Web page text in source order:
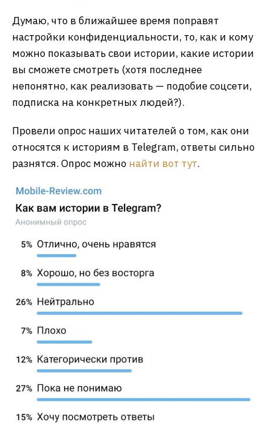
Думаю, что в ближайшее время поправят
настройки конфиденциальности, то, как и кому
можно показывать свои истории, какие истории
вы сможете смотреть (хотя последнее
непонятно, как реализовать — подобие соцсети,
подписка на конкретных людей?).
Провели опрос наших читателей о том, как они
относятся к историям в Telegram, ответы сильно
разнятся. Опрос можно найти вот тут.